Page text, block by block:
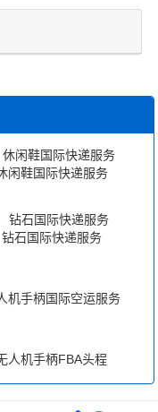
闲鞋国际快递服务
钻石国际快递服务
机手柄国际空运服务
人机手柄FBA头程